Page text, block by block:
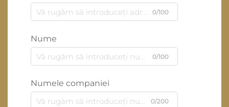
0/100
Nume
0/100
Numele companiei
0/200